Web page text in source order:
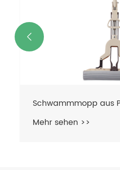
Zusammenklappbarer
